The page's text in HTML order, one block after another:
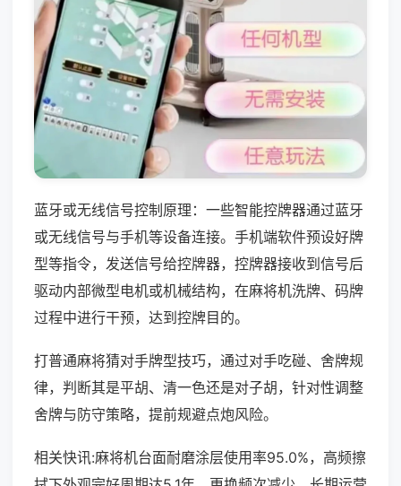
蓝牙或无线信号控制原理：一些智能控牌器通过蓝牙
或无线信号与手机等设备连接。手机端软件预设好牌
型等指令，发送信号给控牌器，控牌器接收到信号后
驱动内部微型电机或机械结构，在麻将机洗牌、码牌
过程中进行干预，达到控牌目的。
打普通麻将猜对手牌型技巧，通过对手吃碰、舍牌规
律，判断其是平胡、清一色还是对子胡，针对性调整
舍牌与防守策略，提前规避点炮风险。
相关快讯:麻将机台面耐磨涂层使用率95.0%，高频擦